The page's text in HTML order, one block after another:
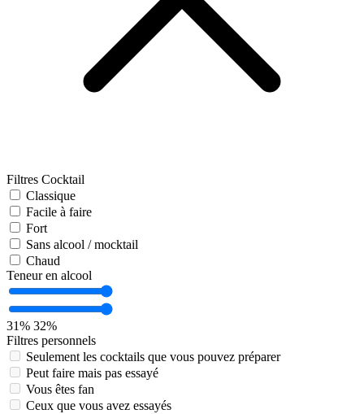
Filtres Cocktail
Classique
Facile à faire
Fort
Sans alcool / mocktail
Chaud
Teneur en alcool
31% 32%
Filtres personnels
Seulement les cocktails que vous pouvez préparer
Peut faire mais pas essayé
Vous êtes fan
Ceux que vous avez essayés